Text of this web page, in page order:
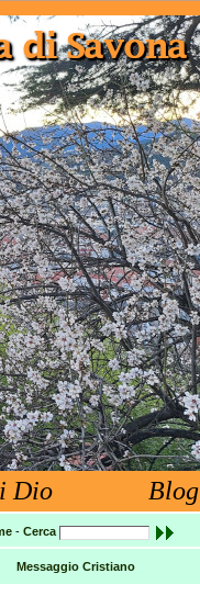
Dio Blog
- Cerca
Messaggio Cristiano